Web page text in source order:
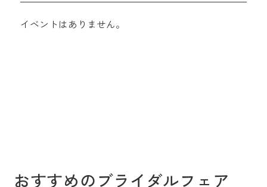
イベントはありません。
おすすめのブライダルフェア